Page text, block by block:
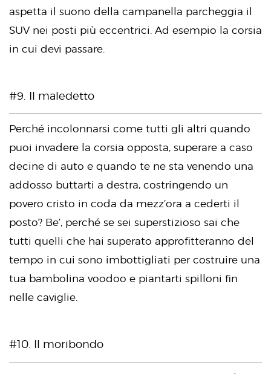
aspetta il suono della campanella parcheggia il
SUV nei posti più eccentrici. Ad esempio la corsia
in cui devi passare.
#9. Il maledetto
Perché incolonnarsi come tutti gli altri quando
puoi invadere la corsia opposta, superare a caso
decine di auto e quando te ne sta venendo una
addosso buttarti a destra, costringendo un
povero cristo in coda da mezz’ora a cederti il
posto? Be’, perché se sei superstizioso sai che
tutti quelli che hai superato approfitteranno del
tempo in cui sono imbottigliati per costruire una
tua bambolina voodoo e piantarti spilloni fin
nelle caviglie.
#10. Il moribondo